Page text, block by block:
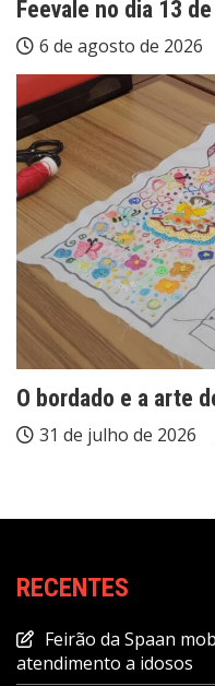
Feevale no dia 13
6 de agosto de 2026
O bordado e a arte
31 de julho de 2026
RECENTES
Feirão da Spaan
atendimento a idosos